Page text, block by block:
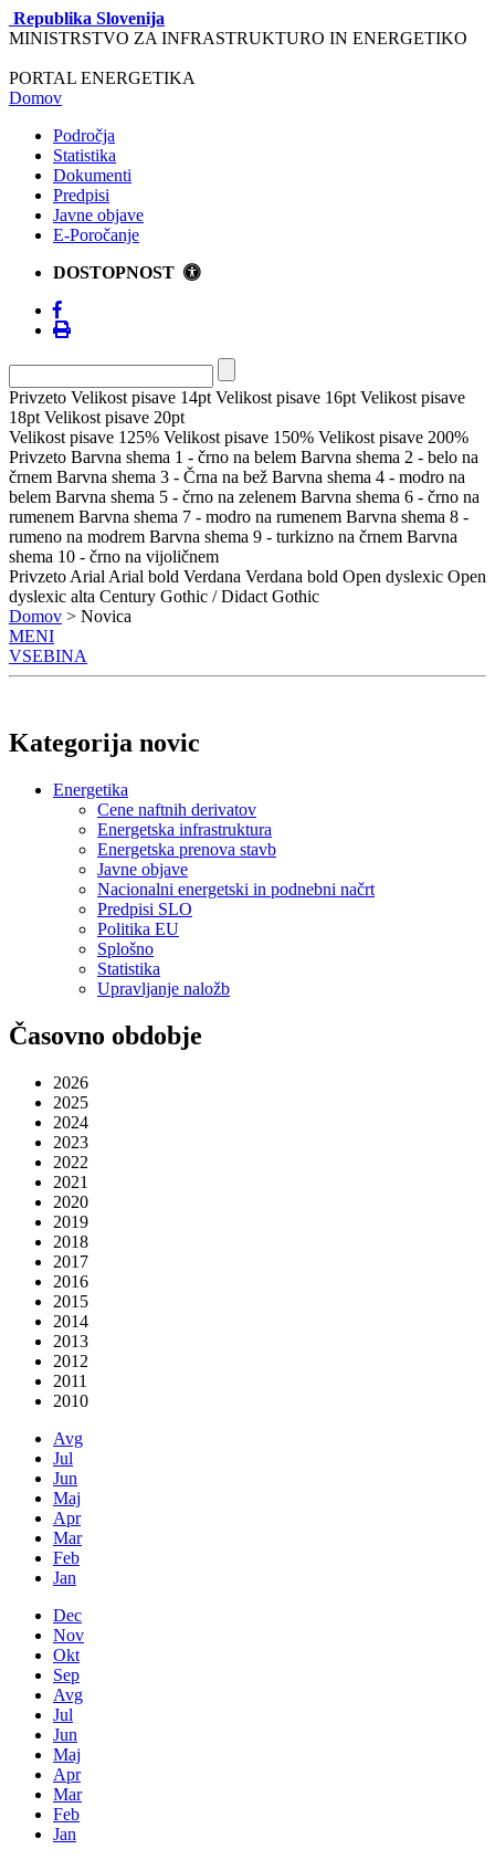
Republika Slovenija
MINISTRSTVO ZA INFRASTRUKTURO IN ENERGETIKO
PORTAL ENERGETIKA
Domov
Področja
Statistika
Dokumenti
Predpisi
Javne objave
E-Poročanje
DOSTOPNOST
Privzeto Velikost pisave 14pt Velikost pisave 16pt Velikost pisave
18pt Velikost pisave 20pt
Velikost pisave 125% Velikost pisave 150% Velikost pisave 200%
Privzeto Barvna shema 1 - črno na belem Barvna shema 2 - belo na
črnem Barvna shema 3 - Črna na bež Barvna shema 4 - modro na
belem Barvna shema 5 - črno na zelenem Barvna shema 6 - črno na
rumenem Barvna shema 7 - modro na rumenem Barvna shema 8 -
rumeno na modrem Barvna shema 9 - turkizno na črnem Barvna
shema 10 - črno na vijoličnem
Privzeto Arial Arial bold Verdana Verdana bold Open dyslexic Open
dyslexic alta Century Gothic / Didact Gothic
Domov > Novica
MENI
VSEBINA
Kategorija novic
Energetika
Cene naftnih derivatov
Energetska infrastruktura
Energetska prenova stavb
Javne objave
Nacionalni energetski in podnebni načrt
Predpisi SLO
Politika EU
Splošno
Statistika
Upravljanje naložb
Časovno obdobje
2026
2025
2024
2023
2022
2021
2020
2019
2018
2017
2016
2015
2014
2013
2012
2011
2010
Avg
Jul
Jun
Maj
Apr
Mar
Feb
Jan
Dec
Nov
Okt
Sep
Avg
Jul
Jun
Maj
Apr
Mar
Feb
Jan